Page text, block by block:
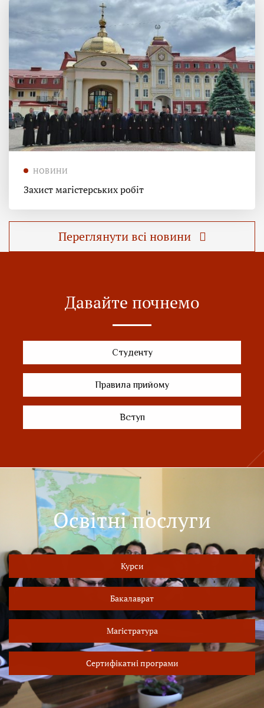
НОВИНИ
Захист магістерських робіт
Переглянути всі новини
Давайте почнемо
Студенту
Правила прийому
Вступ
Освітні послуги
Курси
Бакалаврат
Магістратура
Сертифікатні програми